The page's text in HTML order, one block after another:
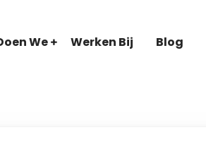
We Werken Bij Blog